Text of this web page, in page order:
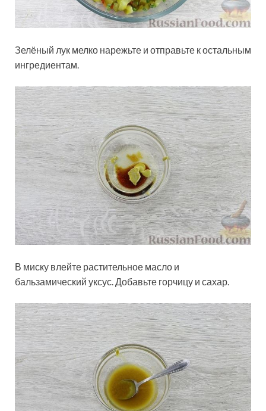
Зелёный лук мелко нарежьте и отправьте к остальным
ингредиентам.
В миску влейте растительное масло и
бальзамический уксус. Добавьте горчицу и сахар.